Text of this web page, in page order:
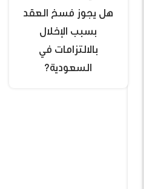
هل يجوز فسخ العقد
بسبب الإخلال
بالالتزامات في
السعودية؟